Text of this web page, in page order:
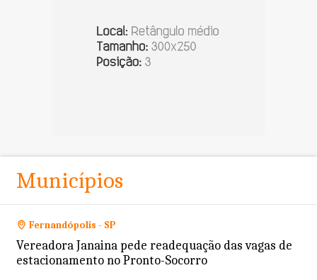
Municípios
Fernandópolis - SP
Vereadora Janaina pede readequação das vagas de
estacionamento no Pronto-Socorro